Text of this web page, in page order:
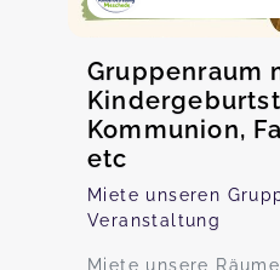
Gruppenraum
Kommunion,
etc
Miete unseren
Veranstaltung
Miete unsere